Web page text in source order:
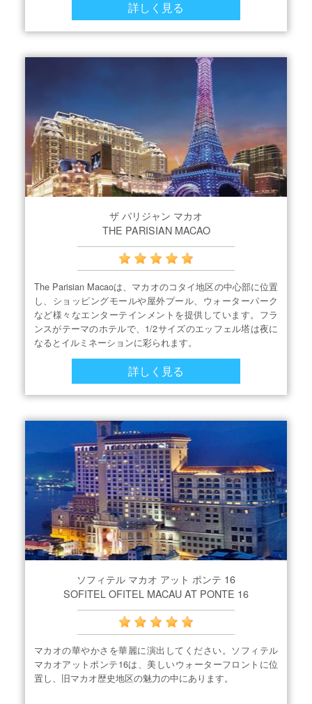
詳しく見る
ザ パリジャン マカオ
THE PARISIAN MACAO
The Parisian Macaoは、マカオのコタイ地区の中心部に位置
し、ショッピングモールや屋外プール、ウォーターパーク
など様々なエンターテインメントを提供しています。フラ
ンスがテーマのホテルで、1/2サイズのエッフェル塔は夜に
なるとイルミネーションに彩られます。
詳しく見る
ソフィテル マカオ アット ポンテ 16
SOFITEL OFITEL MACAU AT PONTE 16
マカオの華やかさを華麗に演出してください。ソフィテル
マカオアットポンテ16は、美しいウォーターフロントに位
置し、旧マカオ歴史地区の魅力の中にあります。